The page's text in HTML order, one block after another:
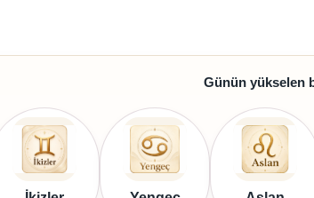
Günün yükselen